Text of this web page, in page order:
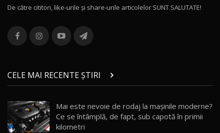
13
combină aventura cu luxul / AutoBlog.MD
36:08
chinez care face lumea să se întoarcă după el
/ AutoBlog.MD
17:27
15 14:37
De către cititori, like-urile şi share-urile articolelor SUNT SALUTATE!
CELE MAI RECENTE ȘTIRI
Mai este nevoie de rodaj la mașinile moderne?
Ce se întâmplă, de fapt, sub capotă în primii
kilometri